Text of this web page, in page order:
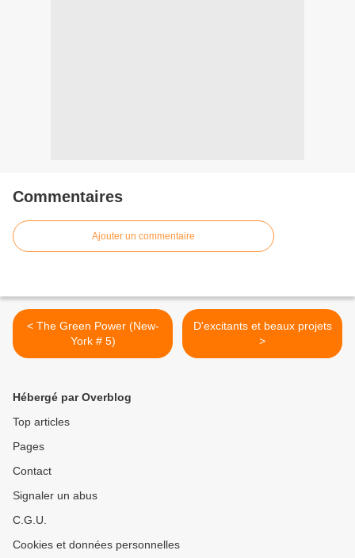
Commentaires
Ajouter un commentaire
< The Green Power (New-
York # 5)
D'excitants et beaux projets
>
Hébergé par Overblog
Top articles
Pages
Contact
Signaler un abus
C.G.U.
Cookies et données personnelles